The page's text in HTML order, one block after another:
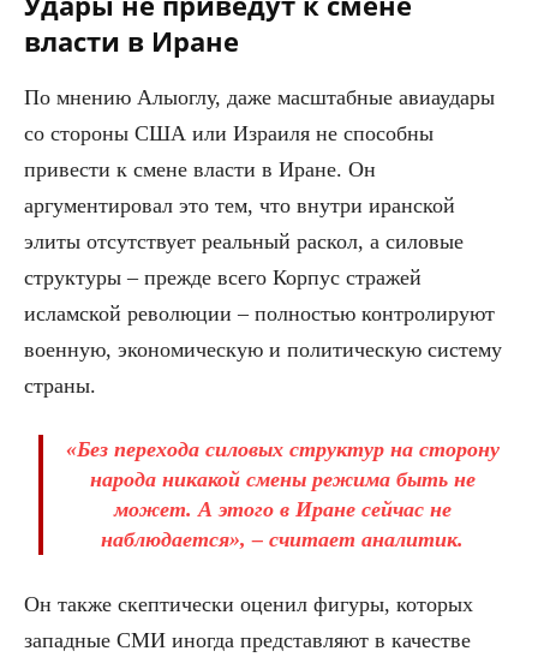
власти в Иране
По мнению Алыоглу, даже масштабные авиаудары
со стороны США или Израиля не способны
привести к смене власти в Иране. Он
аргументировал это тем, что внутри иранской
элиты отсутствует реальный раскол, а силовые
структуры – прежде всего Корпус стражей
исламской революции – полностью контролируют
военную, экономическую и политическую систему
страны.
«Без перехода силовых структур на сторону
народа никакой смены режима быть не
может. А этого в Иране сейчас не
наблюдается», – считает аналитик.
Он также скептически оценил фигуры, которых
западные СМИ иногда представляют в качестве